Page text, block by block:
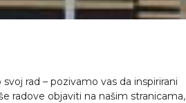
rad – pozivamo vas da inspirirani
radove objaviti na našim stranicama,